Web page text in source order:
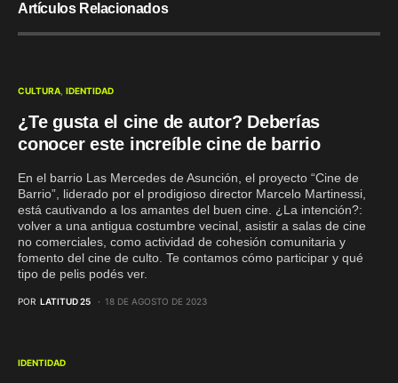
Artículos Relacionados
CULTURA IDENTIDAD
¿Te gusta el cine de autor? Deberías
conocer este increíble cine de barrio
En el barrio Las Mercedes de Asunción, el proyecto “Cine de
Barrio”, liderado por el prodigioso director Marcelo Martinessi,
está cautivando a los amantes del buen cine. ¿La intención?:
volver a una antigua costumbre vecinal, asistir a salas de cine
no comerciales, como actividad de cohesión comunitaria y
fomento del cine de culto. Te contamos cómo participar y qué
tipo de pelis podés ver.
POR LATITUD 25 18 DE AGOSTO DE 2023
IDENTIDAD